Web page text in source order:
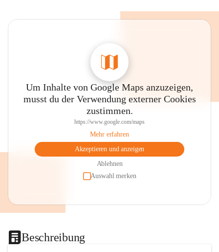
Um Inhalte von Google Maps anzuzeigen,
musst du der Verwendung externer Cookies
zustimmen.
https://www.google.com/maps
Mehr erfahren
Akzeptieren und anzeigen
Ablehnen
Auswahl merken
Beschreibung